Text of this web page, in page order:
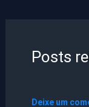
Posts
Deixe um